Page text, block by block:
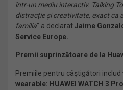
într-un mediu interactiv. Talking
distracție și creativitate, exact ca
familia” a declaratJaime
Service Europe.
Premii suprinzătoare de la
Premiile pentru câștigători includ
wearable: HUAWEI WATCH 3